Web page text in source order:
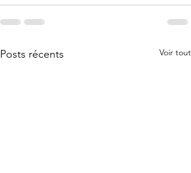
Posts récents Voir tout